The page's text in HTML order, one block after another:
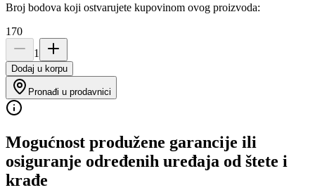
Broj bodova koji ostvarujete kupovinom ovog proizvoda:
170
1
Dodaj u korpu
Pronađi u prodavnici
Mogućnost produžene garancije ili
osiguranje određenih uređaja od štete i
krađe